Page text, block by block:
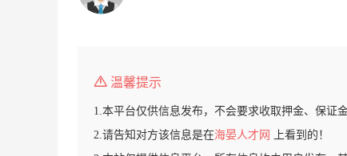
温馨提示
1.本平台仅供信息发布，不会要求收取押金、保证
2.请告知对方该信息是在海晏人才网
上看到的！